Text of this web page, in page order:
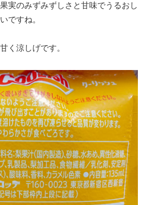
実のみずみずしさと甘味でうるおし
ですね。
く涼しげです。